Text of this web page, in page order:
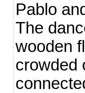
Pablo
The
wooden
crowded